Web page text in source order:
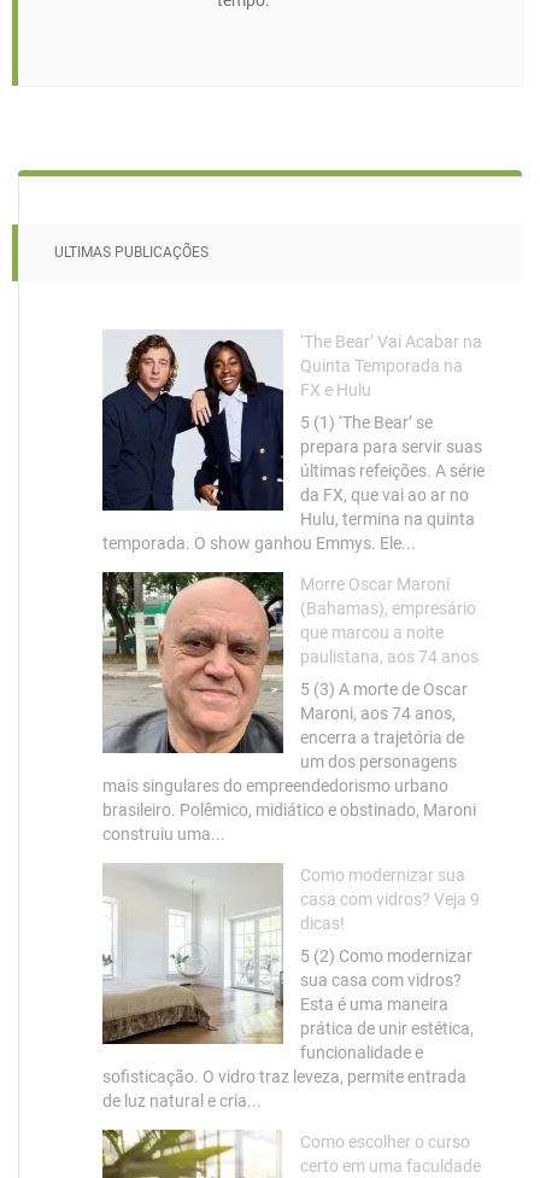
ULTIMAS PUBLICAÇÕES
‘The Bear’ Vai Acabar na
Quinta Temporada na
FX e Hulu
5 (1) ‘The Bear’ se
prepara para servir suas
últimas refeições. A série
da FX, que vai ao ar no
Hulu, termina na quinta
temporada. O show ganhou Emmys. Ele...
Morre Oscar Maroni
(Bahamas), empresário
que marcou a noite
paulistana, aos 74 anos
5 (3) A morte de Oscar
Maroni, aos 74 anos,
encerra a trajetória de
um dos personagens
mais singulares do empreendedorismo urbano
brasileiro. Polêmico, midiático e obstinado, Maroni
construiu uma...
Como modernizar sua
casa com vidros? Veja 9
dicas!
5 (2) Como modernizar
sua casa com vidros?
Esta é uma maneira
prática de unir estética,
funcionalidade e
sofisticação. O vidro traz leveza, permite entrada
de luz natural e cria...
Como escolher o curso
certo em uma faculdade